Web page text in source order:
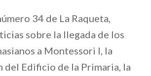
34 de La Raqueta,
sobre la llegada de los
a Montessori I, la
del Edificio de la Primaria, la